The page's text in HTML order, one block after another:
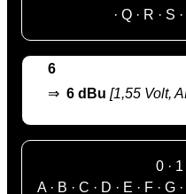
· Q· R · S ·
6
⇒ 6 dBu [1,55 Volt,
0· 1
A· B · C · D · E · F · G ·